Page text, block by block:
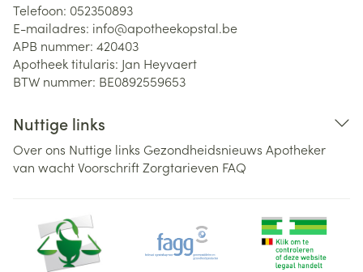
Telefoon: 052350893
E-mailadres: info@apotheekopstal.be
APB nummer: 420403
Apotheek titularis: Jan Heyvaert
BTW nummer: BE0892559653
Nuttige links
Over ons Nuttige links Gezondheidsnieuws Apotheker
van wachtVoorschriftZorgtarieven FAQ